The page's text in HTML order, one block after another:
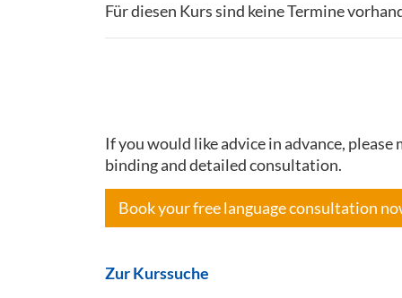
Für diesen Kurs sind keine Termine
If you would like advice in advance,
binding and detailed consultation.
Book your free language consultation
Zur Kurssuche